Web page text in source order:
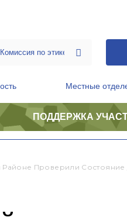
Местные
ПОДДЕРЖКА
Проверили